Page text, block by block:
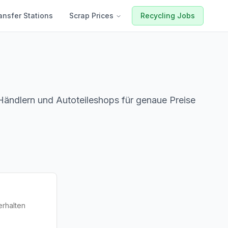
Stations Scrap Prices Recycling Jobs
und Autoteileshops für genaue Preise